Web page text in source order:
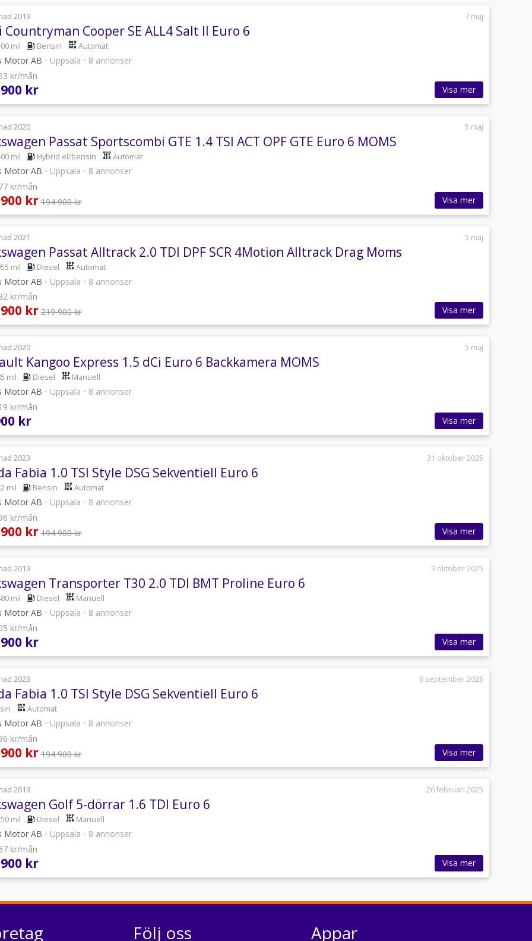
2019 7 maj
Countryman Cooper SE ALL4 Salt II Euro 6
mil Bensin Automat
Motor AB • Uppsala • 8 annonser
kr/mån
kr Visa mer
2020 5 maj
Passat Sportscombi GTE 1.4 TSI ACT OPF GTE Euro 6 MOMS
mil Hybrid el/bensin Automat
Motor AB • Uppsala • 8 annonser
kr/mån
kr 194 900 kr Visa mer
2021 5 maj
Passat Alltrack 2.0 TDI DPF SCR 4Motion Alltrack Drag Moms
mil Diesel Automat
Motor AB • Uppsala • 8 annonser
kr/mån
kr 219 900 kr Visa mer
2020 5 maj
Kangoo Express 1.5 dCi Euro 6 Backkamera MOMS
mil Diesel Manuell
Motor AB • Uppsala • 8 annonser
kr/mån
kr Visa mer
2023 31 oktober 2025
Fabia 1.0 TSI Style DSG Sekventiell Euro 6
mil Bensin Automat
Motor AB • Uppsala • 8 annonser
kr/mån
kr 194 900 kr Visa mer
2019 9 oktober 2025
Transporter T30 2.0 TDI BMT Proline Euro 6
mil Diesel Manuell
Motor AB • Uppsala • 8 annonser
kr/mån
kr Visa mer
2023 6 september 2025
Fabia 1.0 TSI Style DSG Sekventiell Euro 6
Automat
Motor AB • Uppsala • 8 annonser
kr/mån
kr 194 900 kr Visa mer
2019 26 februari 2025
Golf 5-dörrar 1.6 TDI Euro 6
mil Diesel Manuell
Motor AB • Uppsala • 8 annonser
kr/mån
kr Visa mer
Följ oss Appar